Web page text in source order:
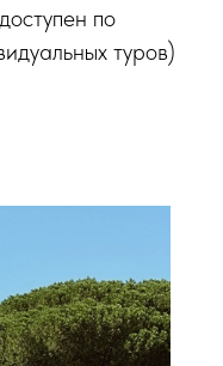
по
туров)